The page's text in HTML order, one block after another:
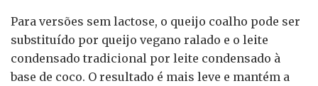
Para versões sem lactose, o queijo coalho pode ser
substituído por queijo vegano ralado e o leite
condensado tradicional por leite condensado à
base de coco. O resultado é mais leve e mantém a